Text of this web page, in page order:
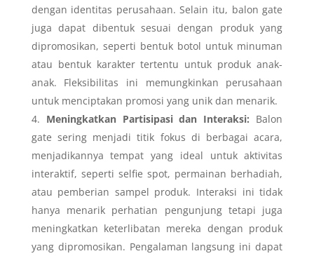
dengan identitas perusahaan. Selain itu, balon gate
juga dapat dibentuk sesuai dengan produk yang
dipromosikan, seperti bentuk botol untuk minuman
atau bentuk karakter tertentu untuk produk anak-
anak. Fleksibilitas ini memungkinkan perusahaan
untuk menciptakan promosi yang unik dan menarik.
Meningkatkan Partisipasi dan Interaksi: Balon
gate sering menjadi titik fokus di berbagai acara,
menjadikannya tempat yang ideal untuk aktivitas
interaktif, seperti selfie spot, permainan berhadiah,
atau pemberian sampel produk. Interaksi ini tidak
hanya menarik perhatian pengunjung tetapi juga
meningkatkan keterlibatan mereka dengan produk
yang dipromosikan. Pengalaman langsung ini dapat